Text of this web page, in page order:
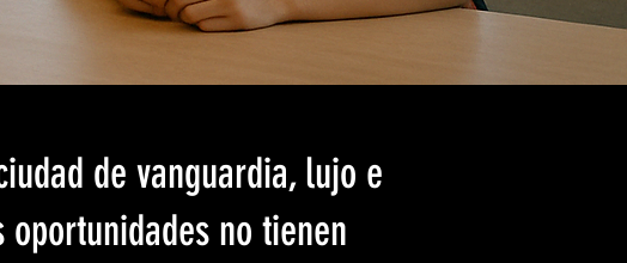
de vanguardia, lujo e
no tienen